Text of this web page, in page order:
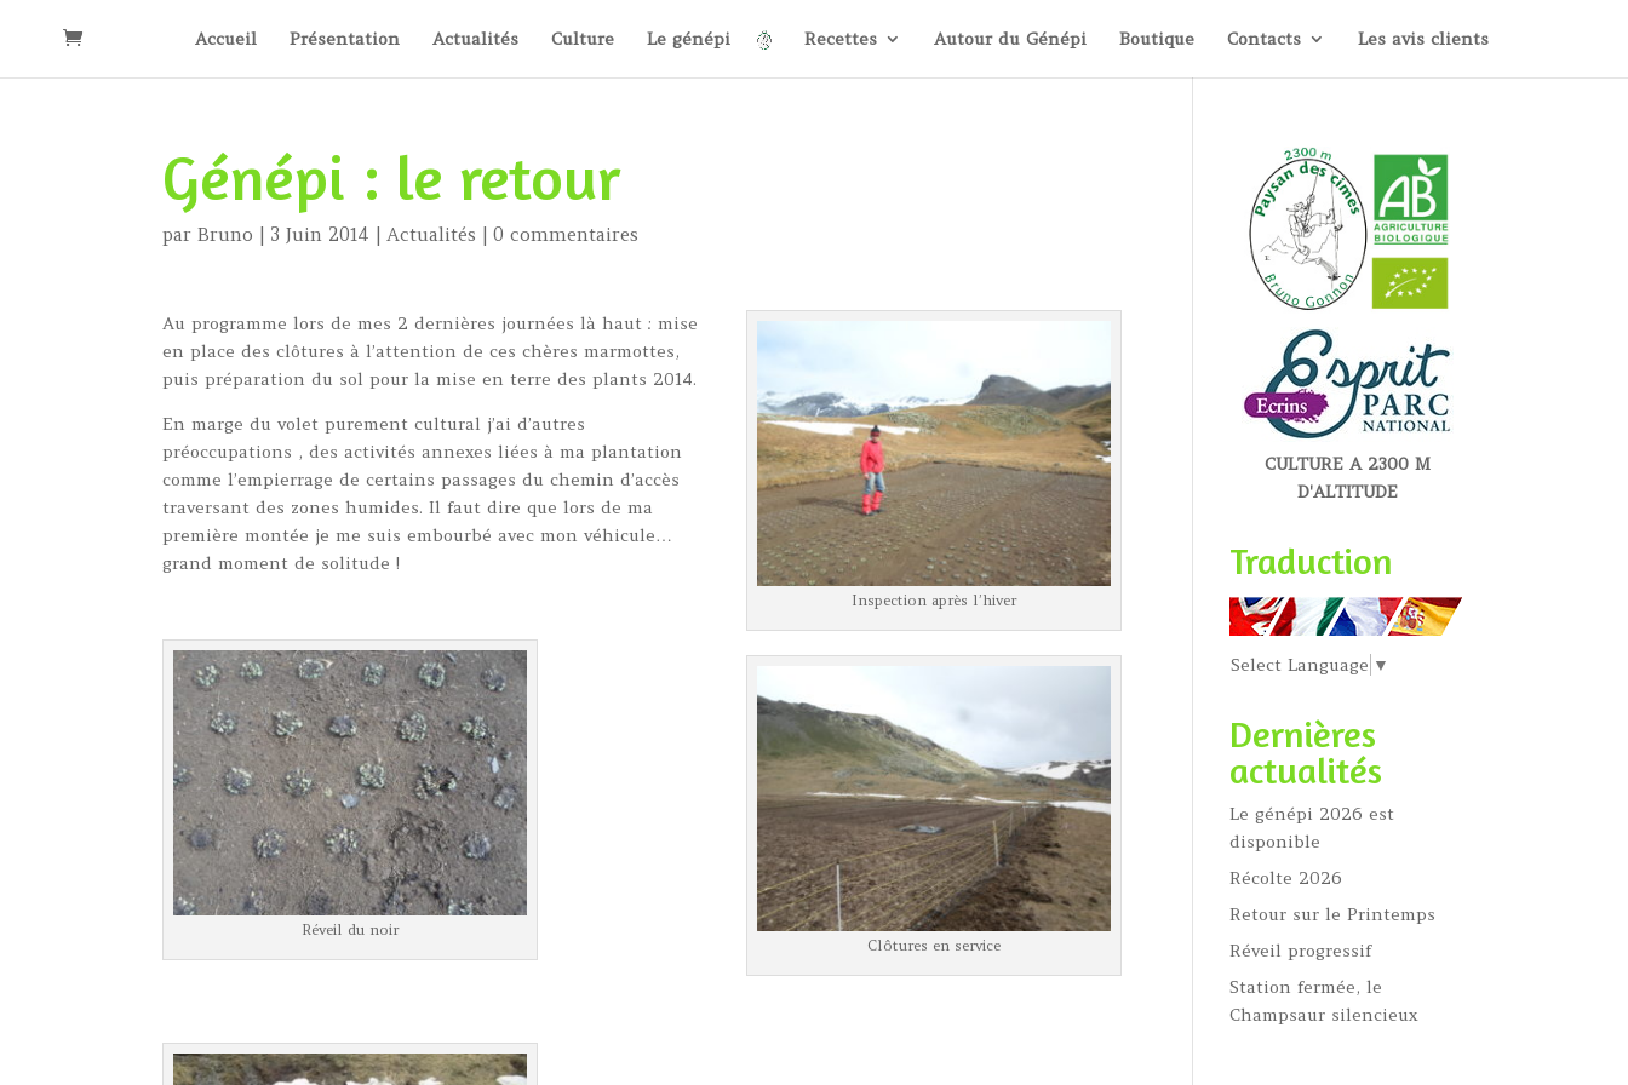
Accueil Présentation Actualités Culture Le génépi Recettes Autour du Génépi Boutique Contacts Les avis clients
Génépi : le retour
parBruno | 3 Juin 2014 |Actualités |0 commentaires
Inspection après l’hiver
Au programme lors de mes 2 dernières journées là haut : mise
en place des clôtures à l’attention de ces chères marmottes,
puis préparation du sol pour la mise en terre des plants 2014.
En marge du volet purement cultural j’ai d’autres
préoccupations , des activités annexes liées à ma plantation
comme l’empierrage de certains passages du chemin d’accès
traversant des zones humides. Il faut dire que lors de ma
première montée je me suis embourbé avec mon véhicule…
grand moment de solitude !
Réveil du noir
Clôtures en service
CULTURE A 2300 M
D'ALTITUDE
Traduction
Select Language ▼
Dernières
actualités
Le génépi 2026 est
disponible
Récolte 2026
Retour sur le Printemps
Réveil progressif
Station fermée, le
Champsaur silencieux